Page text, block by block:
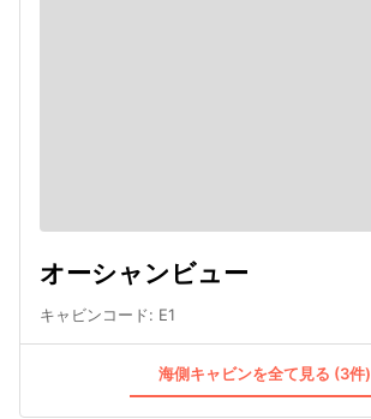
オーシャンビュー
キャビンコード: E1
海側キャビンを全て見る (3件)